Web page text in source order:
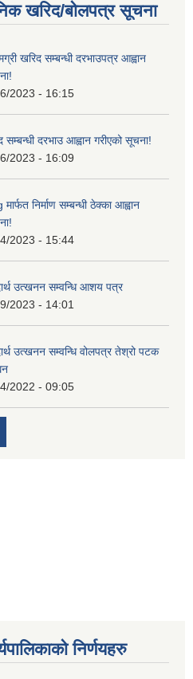
खरिद/बोलपत्र सूचना
खरिद सम्बन्धी दरभाउपत्र आह्वान
2023 - 16:15
दरभाउ आह्वान गरीएको सूचना!
2023 - 16:09
निर्माण सम्बन्धी ठेक्का आह्वान
2023 - 15:44
उत्खनन सम्वन्धि आशय पत्र
2023 - 14:01
उत्खनन सम्वन्धि वोलपत्र तेश्रो पटक
2022 - 09:05
निर्णयहरु